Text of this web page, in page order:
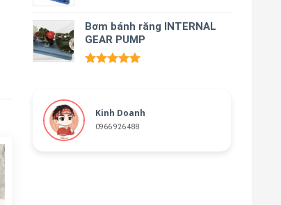
5 sao
Bơm bánh răng INTERNAL
GEAR PUMP
Kinh Doanh
0966 926 488